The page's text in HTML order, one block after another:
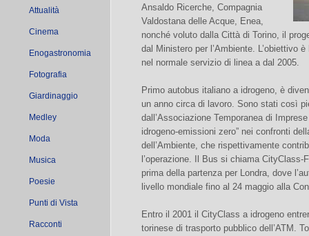
Attualità
Cinema
Enogastronomia
Fotografia
Giardinaggio
Medley
Moda
Musica
Poesie
Punti di Vista
Racconti
Ansaldo Ricerche, Compagnia
Valdostana delle Acque, Enea,
nonché voluto dalla Città di Torino, il
dal Ministero per l’Ambiente. L’obiettivo
nel normale servizio di linea a dal 2005.
Primo autobus italiano a idrogeno, è
un anno circa di lavoro. Sono stati così
dall’Associazione Temporanea di
idrogeno-emissioni zero” nei confronti
dell’Ambiente, che rispettivamente
l’operazione. Il Bus si chiama
prima della partenza per Londra, dove
livello mondiale fino al 24 maggio alla
Entro il 2001 il CityClass a idrogeno
torinese di trasporto pubblico dell’ATM.